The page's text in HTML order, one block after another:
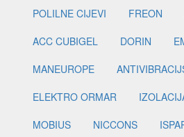
POLILNE CIJEVI
FREON
ACC CUBIGEL
DORIN
MANEUROPE
ELEKTRO ORMAR
MOBIUS
NICCONS